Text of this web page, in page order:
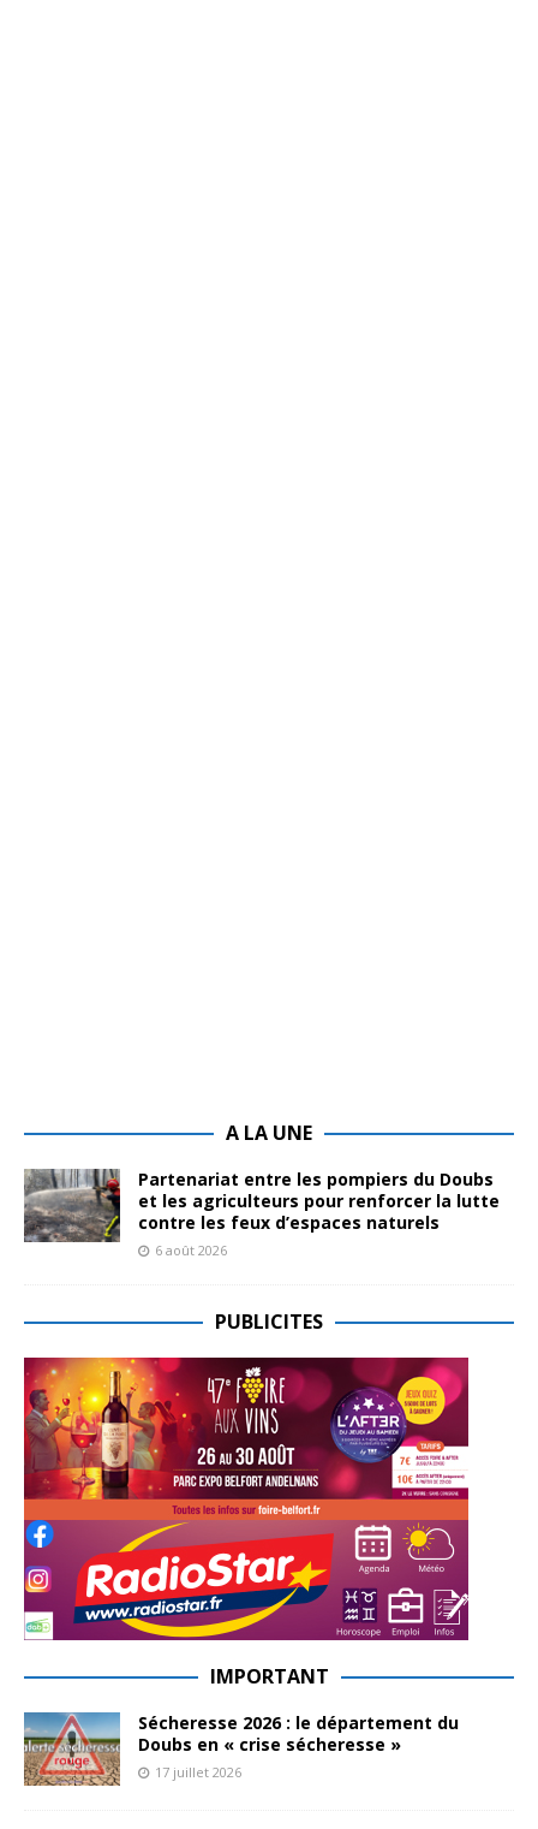
A LA UNE
Partenariat entre les pompiers du Doubs
et les agriculteurs pour renforcer la lutte
contre les feux d’espaces naturels
6 août 2026
PUBLICITES
IMPORTANT
Sécheresse 2026 : le département du
Doubs en « crise sécheresse »
17 juillet 2026